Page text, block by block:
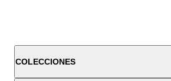
COLECCIONES